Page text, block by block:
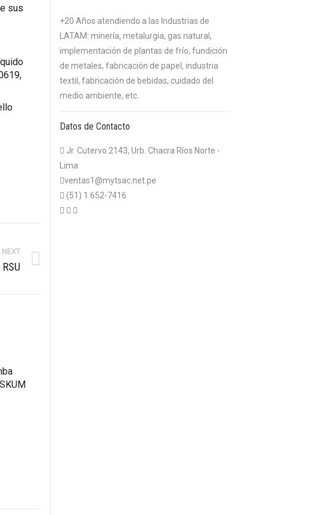
sus
NEXT
+20 Años atendiendo a las Industrias de
LATAM: minería, metalurgia, gas natural,
implementación de plantas de frío, fundición
de metales, fabricación de papel, industria
textil, fabricación de bebidas, cuidado del
medio ambiente, etc.
Datos de Contacto
Jr. Cutervo 2143, Urb. Chacra Ríos Norte -
Lima
ventas1@mytsac.net.pe
(51) 1 652-7416